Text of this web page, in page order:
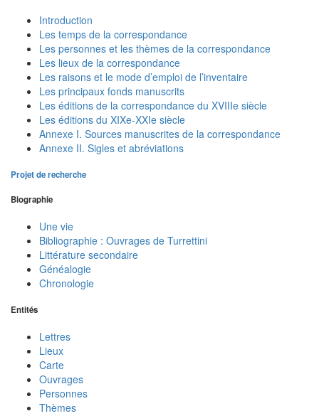
Introduction
Les temps de la correspondance
Les personnes et les thèmes de la correspondance
Les lieux de la correspondance
Les raisons et le mode d’emploi de l’inventaire
Les principaux fonds manuscrits
Les éditions de la correspondance du XVIIIe siècle
Les éditions du XIXe-XXIe siècle
Annexe I. Sources manuscrites de la correspondance
Annexe II. Sigles et abréviations
Projet de recherche
Biographie
Une vie
Bibliographie : Ouvrages de Turrettini
Littérature secondaire
Généalogie
Chronologie
Entités
Lettres
Lieux
Carte
Ouvrages
Personnes
Thèmes